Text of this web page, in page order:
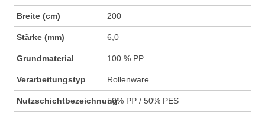
Breite (cm) 200
Stärke (mm) 6,0
Grundmaterial 100 % PP
Verarbeitungstyp Rollenware
Nutzschichtbezeichnung50% PP / 50% PES